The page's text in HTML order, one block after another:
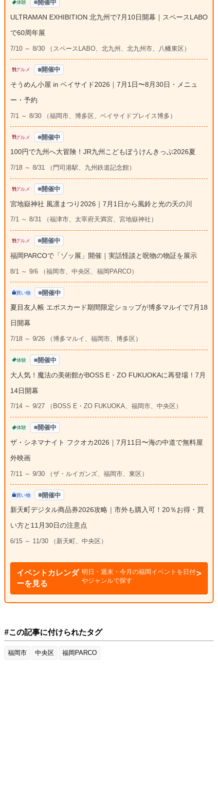
体験 開催中
ULTRAMAN EXHIBITION 北九州で7月10日開幕｜スペースLABO
で60周年展
7/10 ～ 8/30 （スペースLABO、北九州、北九州市、八幡東区）
グルメ 開催中
そうめん小屋 in ベイサイド2026｜7月1日〜8月30日・メニュ
ー・予約
7/1 ～ 8/30 （福岡市、博多区、ベイサイドプレイス博多）
グルメ 開催中
100円で九州へ大冒険！JR九州こどもぼうけんきっぷ2026夏
7/18 ～ 8/31 （門司港駅、九州鉄道記念館）
グルメ 開催中
宮地嶽神社 風凛まつり2026｜7月1日から風鈴と光の天の川
7/1 ～ 8/31 （福津市、太宰府天満宮、宮地嶽神社）
グルメ 開催中
福岡PARCOで「ゾッ展」開催｜実話怪談と呪物の物証を展示
8/1 ～ 9/6 （福岡市、中央区、福岡PARCO）
買い物 開催中
夏目友人帳 エポスカード期間限定ショップが博多マルイで7月18
日開幕
7/18 ～ 9/26 （博多マルイ、福岡市、博多区）
体験 開催中
大人気！魔法の美術館がBOSS E・ZO FUKUOKAに再登場！7月
14日開幕
7/14 ～ 9/27 （BOSS E・ZO FUKUOKA、福岡市、中央区）
体験 開催中
ザ・シネマナイト フクオカ2026｜7月11日〜海の中道で無料屋
外映画
7/11 ～ 9/30 （ザ・ルイガンズ、福岡市、東区）
買い物 開催中
新天町デジタル商品券2026攻略｜市外も購入可！20％お得・買
い方と11月30日の注意点
6/15 ～ 11/30 （新天町、中央区）
イベントカレンダ
ーを見る
明日・週末・今月の福岡イベントを日付
やジャンルで探す
#この記事に付けられたタグ
福岡市 中央区 福岡PARCO